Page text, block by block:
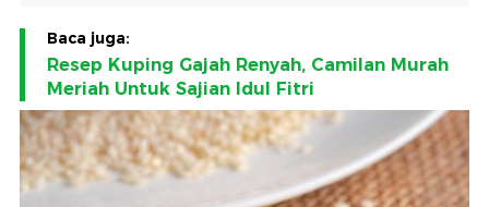
Baca juga:
Resep Kuping Gajah Renyah, Camilan Murah
Meriah Untuk Sajian Idul Fitri